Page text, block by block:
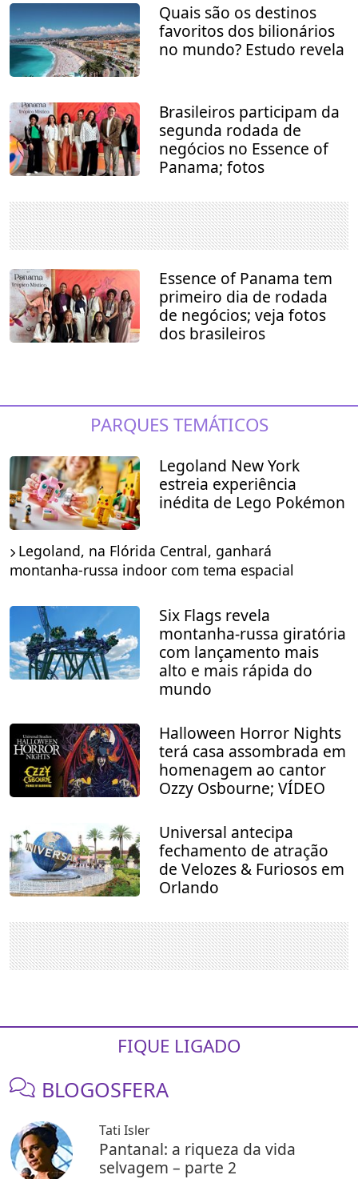
Quais são os destinos
favoritos dos bilionários
no mundo? Estudo revela
Brasileiros participam da
segunda rodada de
negócios no Essence of
Panama; fotos
Essence of Panama tem
primeiro dia de rodada
de negócios; veja fotos
dos brasileiros
PARQUES TEMÁTICOS
Legoland New York
estreia experiência
inédita de Lego Pokémon
Legoland, na Flórida Central, ganhará
montanha-russa indoor com tema espacial
Six Flags revela
montanha-russa giratória
com lançamento mais
alto e mais rápida do
mundo
Halloween Horror Nights
terá casa assombrada em
homenagem ao cantor
Ozzy Osbourne; VÍDEO
Universal antecipa
fechamento de atração
de Velozes & Furiosos em
Orlando
FIQUE LIGADO
BLOGOSFERA
Tati Isler
Pantanal: a riqueza da vida
selvagem – parte 2